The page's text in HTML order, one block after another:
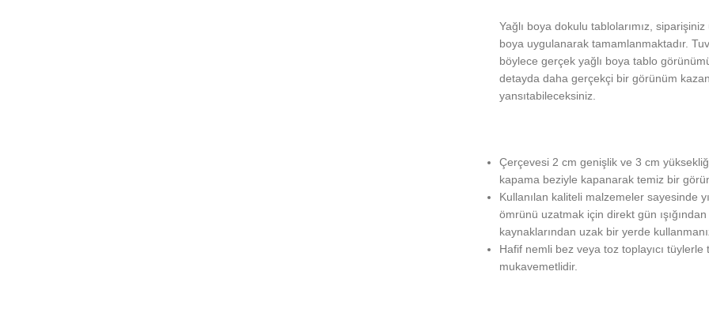
Yağlı boya dokulu tablolarımız,
boya uygulanarak tamamlanmaktadır.
böylece gerçek yağlı boya tablo
detayda daha gerçekçi bir görünüm
yansıtabileceksiniz.
Çerçevesi 2 cm genişlik ve 3 cm
kapama beziyle kapanarak temiz bir
Kullanılan kaliteli malzemeler sayesinde
ömrünü uzatmak için direkt gün
kaynaklarından uzak bir yerde
Hafif nemli bez veya toz toplayıcı
mukavemetlidir.